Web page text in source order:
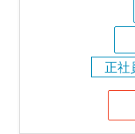
正社